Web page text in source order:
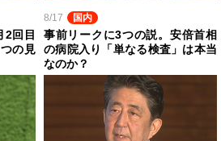
2回目
の見
8/17 国内
事前リークに3つの説。安倍首相
の病院入り「単なる検査」は本当
なのか？